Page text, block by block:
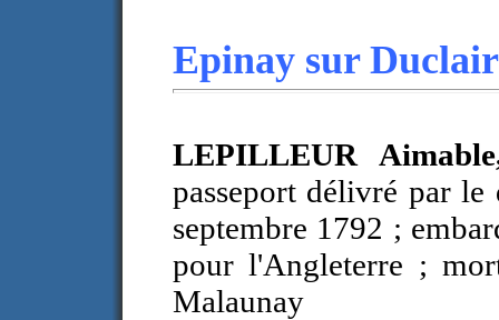
Epinay sur Duclair
LEPILLEUR
passeport délivré par
septembre 1792 ;
pour l'Angleterre ;
Malaunay